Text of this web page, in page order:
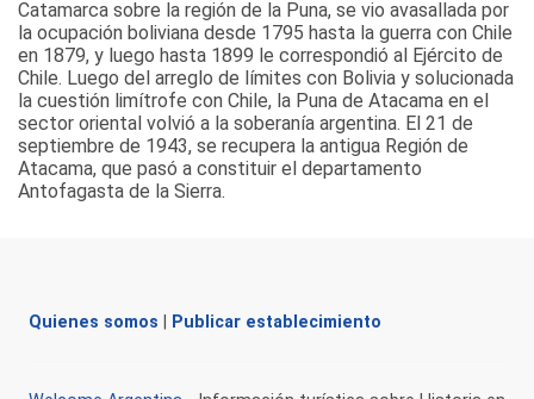
Catamarca sobre la región de la Puna, se vio avasallada por
la ocupación boliviana desde 1795 hasta la guerra con Chile
en 1879, y luego hasta 1899 le correspondió al Ejército de
Chile. Luego del arreglo de límites con Bolivia y solucionada
la cuestión limítrofe con Chile, la Puna de Atacama en el
sector oriental volvió a la soberanía argentina. El 21 de
septiembre de 1943, se recupera la antigua Región de
Atacama, que pasó a constituir el departamento
Antofagasta de la Sierra.
Quienes somos Publicar establecimiento